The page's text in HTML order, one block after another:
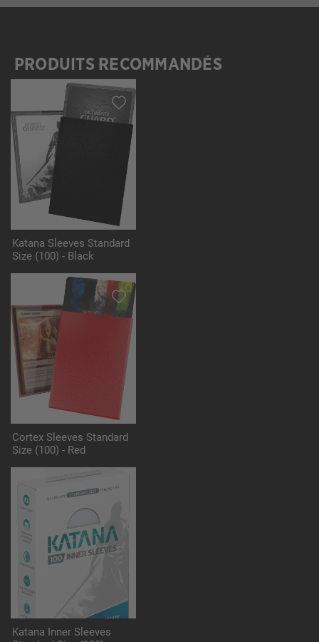
Ignorer la galerie de produits
PRODUITS RECOMMANDÉS
Katana Sleeves Standard
Size (100) - Black
Cortex Sleeves Standard
Size (100) - Red
Katana Inner Sleeves